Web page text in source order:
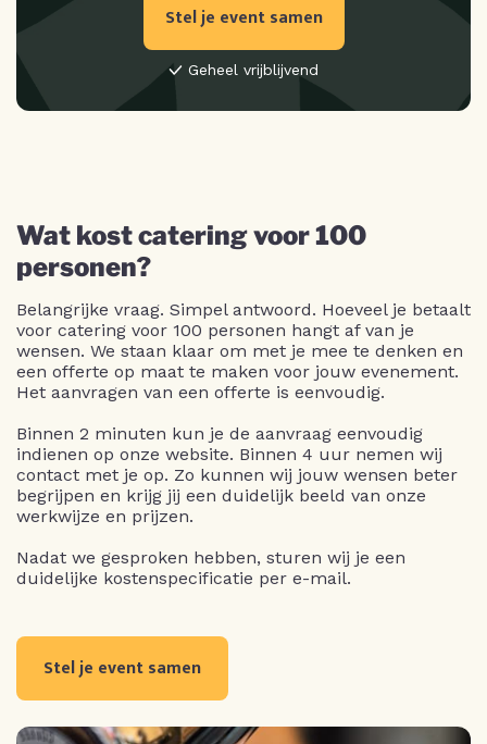
Stel je event samen
Geheel vrijblijvend
Wat kost catering voor 100
personen?
Belangrijke vraag. Simpel antwoord. Hoeveel je betaalt
voor catering voor 100 personen hangt af van je
wensen. We staan klaar om met je mee te denken en
een offerte op maat te maken voor jouw evenement.
Het aanvragen van een offerte is eenvoudig.
Binnen 2 minuten kun je de aanvraag eenvoudig
indienen op onze website. Binnen 4 uur nemen wij
contact met je op. Zo kunnen wij jouw wensen beter
begrijpen en krijg jij een duidelijk beeld van onze
werkwijze en prijzen.
Nadat we gesproken hebben, sturen wij je een
duidelijke kostenspecificatie per e-mail.
Stel je event samen